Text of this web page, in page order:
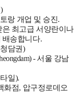
랑 개업 및 승진.
최고급 서양란이나
배송합니다.
담권)
- 서울 강남
일).
화점, 압구정로데오